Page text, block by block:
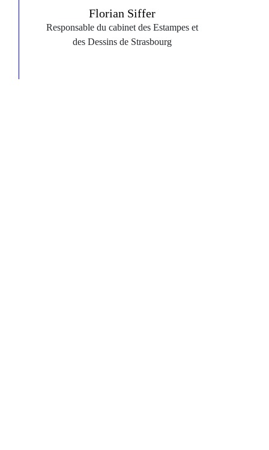
Florian Siffer
Responsable du cabinet des Estampes et
des Dessins de Strasbourg